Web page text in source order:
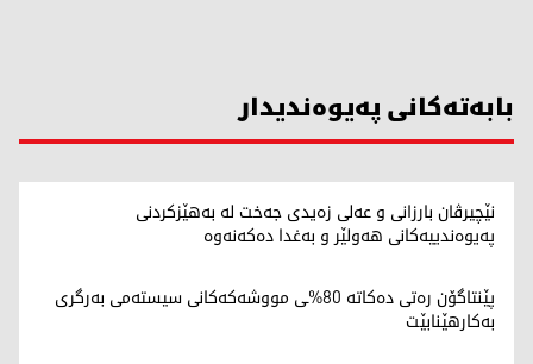
بابەتەکانی پەیوەندیدار
نێچیرڤان بارزانی و عەلی زەیدی جەخت لە بەهێزکردنی
پەیوەندییەکانی هەولێر و بەغدا دەکەنەوە
پێنتاگۆن رەتی دەکاتە 80%ـی مووشەکەکانی سیستەمی بەرگری
بەکارهێنابێت